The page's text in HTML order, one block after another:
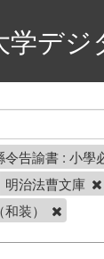
学デ
令告諭書 : 小學
明治法曹文庫
装）